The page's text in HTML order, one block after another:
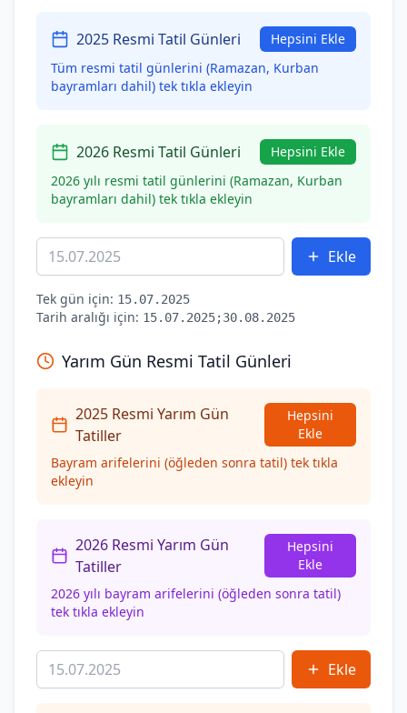
2025 Resmi Tatil Günleri
Hepsini Ekle
Tüm resmi tatil günlerini (Ramazan, Kurban
bayramları dahil) tek tıkla ekleyin
2026 Resmi Tatil Günleri
Hepsini Ekle
2026 yılı resmi tatil günlerini (Ramazan, Kurban
bayramları dahil) tek tıkla ekleyin
Ekle
Tek gün için: 15.07.2025
Tarih aralığı için: 15.07.2025;30.08.2025
Yarım Gün Resmi Tatil Günleri
2025 Resmi Yarım Gün
Tatiller
Hepsini
Ekle
Bayram arifelerini (öğleden sonra tatil) tek tıkla
ekleyin
2026 Resmi Yarım Gün
Tatiller
Hepsini
Ekle
2026 yılı bayram arifelerini (öğleden sonra tatil)
tek tıkla ekleyin
Ekle